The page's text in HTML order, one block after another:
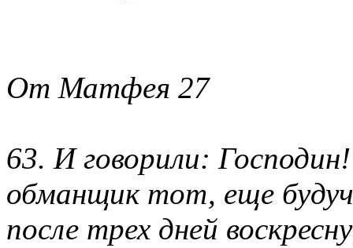
От Матфея 27
63. И говорили:
обманщик тот, еще
после трех дней